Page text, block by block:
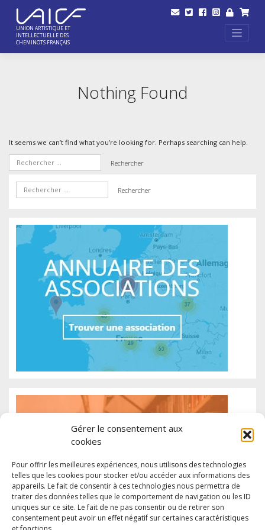
Gérer le consentement aux
cookies
Pour offrir les meilleures expériences, nous utilisons des technologies
telles que les cookies pour stocker et/ou accéder aux informations des
appareils. Le fait de consentir à ces technologies nous permettra de
traiter des données telles que le comportement de navigation ou les ID
uniques sur ce site. Le fait de ne pas consentir ou de retirer son
consentement peut avoir un effet négatif sur certaines caractéristiques
content
UNION ARTISTIQUE ET
INTELLECTUELLE DES
CHEMINOTS FRANÇAIS
Nothing Found
It seems we can’t find what you’re looking for. Perhaps searching can help.